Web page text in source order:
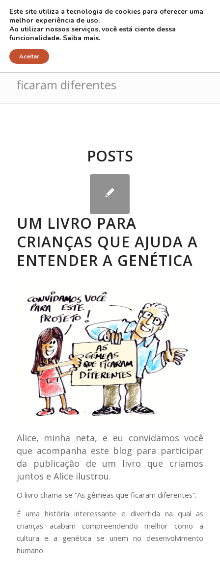
Arquivo para Tag: As gêmeas que
ficaram diferentes
POSTS
UM LIVRO PARA
CRIANÇAS QUE AJUDA A
ENTENDER A GENÉTICA
Alice, minha neta, e eu convidamos você
que acompanha este blog para participar
da publicação de um livro que criamos
juntos e Alice ilustrou.
O livro chama-se “As gêmeas que ficaram diferentes”.
É uma história interessante e divertida na qual as
crianças acabam compreendendo melhor como a
cultura e a genética se unem no desenvolvimento
humano.
Este site utiliza a tecnologia de cookies para oferecer uma
melhor experiência de uso.
Ao utilizar nossos serviços, você está ciente dessa
funcionalidade. Saiba mais.
Aceitar